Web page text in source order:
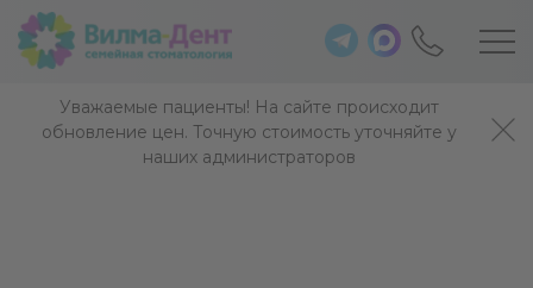
Уважаемые пациенты! На сайте происходит
обновление цен. Точную стоимость уточняйте у
наших администраторов